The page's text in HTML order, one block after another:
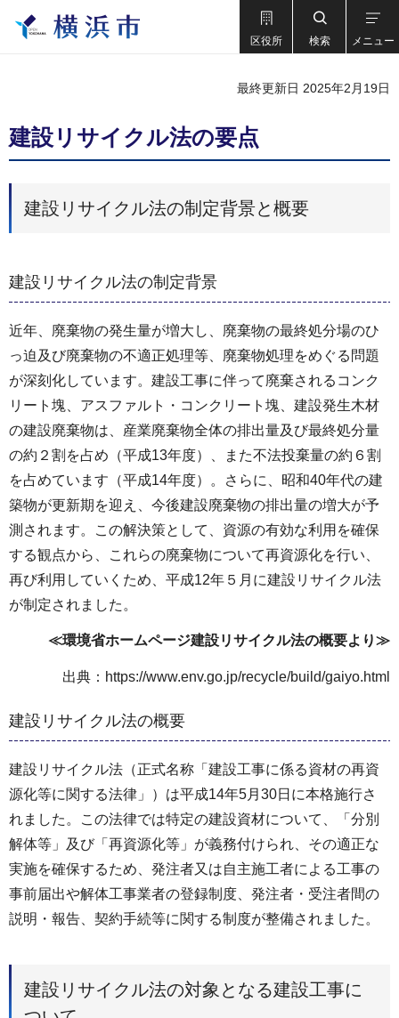
区役所 検索 メニュー
最終更新日 2025年2月19日
建設リサイクル法の要点
建設リサイクル法の制定背景と概要
建設リサイクル法の制定背景
近年、廃棄物の発生量が増大し、廃棄物の最終処分場のひ
っ迫及び廃棄物の不適正処理等、廃棄物処理をめぐる問題
が深刻化しています。建設工事に伴って廃棄されるコンク
リート塊、アスファルト・コンクリート塊、建設発生木材
の建設廃棄物は、産業廃棄物全体の排出量及び最終処分量
の約２割を占め（平成13年度）、また不法投棄量の約６割
を占めています（平成14年度）。さらに、昭和40年代の建
築物が更新期を迎え、今後建設廃棄物の排出量の増大が予
測されます。この解決策として、資源の有効な利用を確保
する観点から、これらの廃棄物について再資源化を行い、
再び利用していくため、平成12年５月に建設リサイクル法
が制定されました。
≪環境省ホームページ建設リサイクル法の概要より≫
出典：https://www.env.go.jp/recycle/build/gaiyo.html
建設リサイクル法の概要
建設リサイクル法（正式名称「建設工事に係る資材の再資
源化等に関する法律」）は平成14年5月30日に本格施行さ
れました。この法律では特定の建設資材について、「分別
解体等」及び「再資源化等」が義務付けられ、その適正な
実施を確保するため、発注者又は自主施工者による工事の
事前届出や解体工事業者の登録制度、発注者・受注者間の
説明・報告、契約手続等に関する制度が整備されました。
建設リサイクル法の対象となる建設工事に